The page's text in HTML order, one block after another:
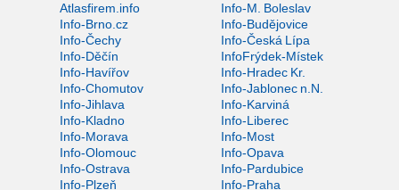
Atlasfirem.info
Info-M. Boleslav
Info-Brno.cz
Info-Budějovice
Info-Čechy
Info-Česká Lípa
Info-Děčín
InfoFrýdek-Místek
Info-Havířov
Info-Hradec Kr.
Info-Chomutov
Info-Jablonec n.N.
Info-Jihlava
Info-Karviná
Info-Kladno
Info-Liberec
Info-Morava
Info-Most
Info-Olomouc
Info-Opava
Info-Ostrava
Info-Pardubice
Info-Plzeň
Info-Praha